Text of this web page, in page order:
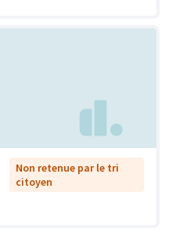
Non retenue par le tri
citoyen